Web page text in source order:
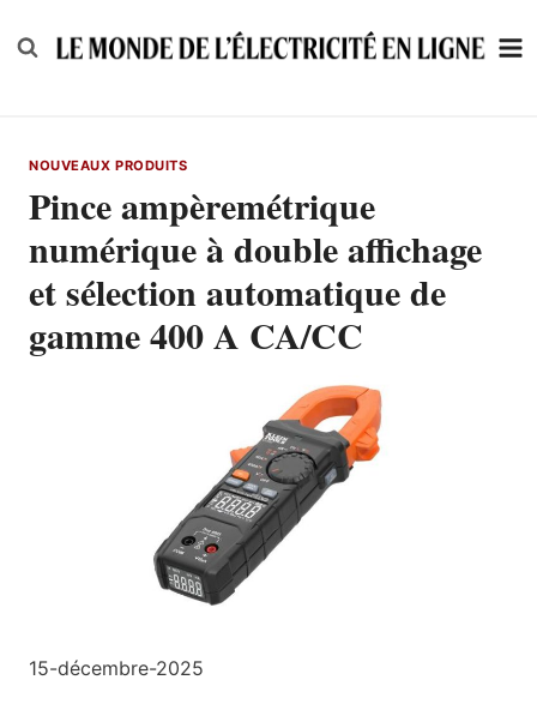
to
NOUVEAUX PRODUITS
Pince ampèremétrique
numérique à double affichage
et sélection automatique de
gamme 400 A CA/CC
15-décembre-2025